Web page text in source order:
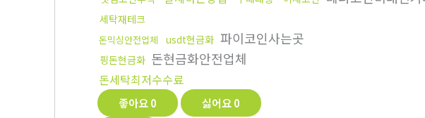
세탁재테크
돈믹싱안전업체 usdt현금화 파이코인사는곳
핑돈현금화 돈현금화안전업체
돈세탁최저수수료
좋아요0 싫어요0